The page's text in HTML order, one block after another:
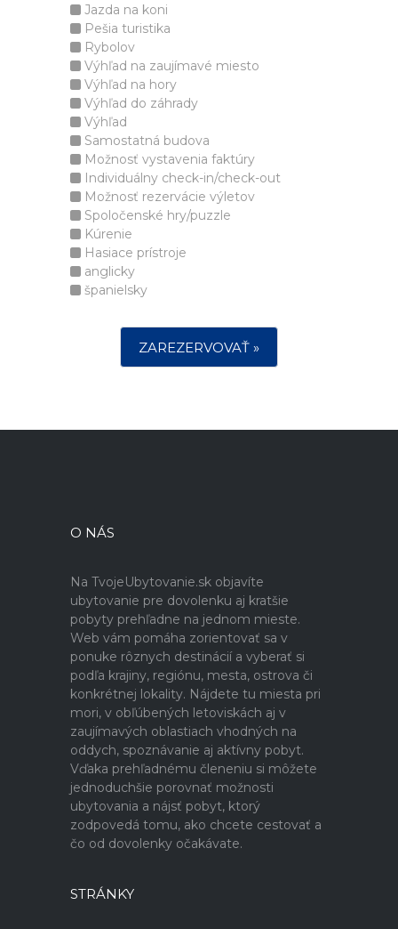
Jazda na koni
Pešia turistika
Rybolov
Výhľad na zaujímavé miesto
Výhľad na hory
Výhľad do záhrady
Výhľad
Samostatná budova
Možnosť vystavenia faktúry
Individuálny check-in/check-out
Možnosť rezervácie výletov
Spoločenské hry/puzzle
Kúrenie
Hasiace prístroje
anglicky
španielsky
ZAREZERVOVAŤ »
O NÁS
Na TvojeUbytovanie.sk objavíte
ubytovanie pre dovolenku aj kratšie
pobyty prehľadne na jednom mieste.
Web vám pomáha zorientovať sa v
ponuke rôznych destinácií a vyberať si
podľa krajiny, regiónu, mesta, ostrova či
konkrétnej lokality. Nájdete tu miesta pri
mori, v obľúbených letoviskách aj v
zaujímavých oblastiach vhodných na
oddych, spoznávanie aj aktívny pobyt.
Vďaka prehľadnému členeniu si môžete
jednoduchšie porovnať možnosti
ubytovania a nájsť pobyt, ktorý
zodpovedá tomu, ako chcete cestovať a
čo od dovolenky očakávate.
STRÁNKY